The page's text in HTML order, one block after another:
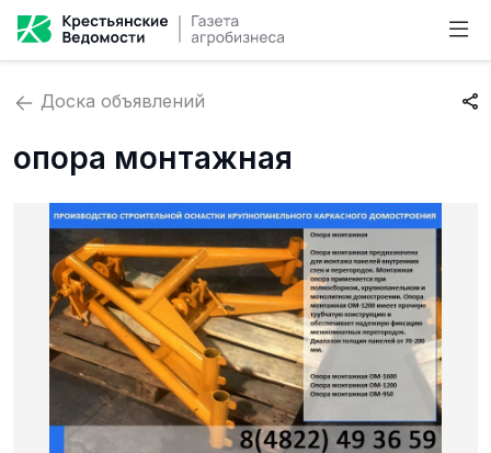
Доска объявлений
опора монтажная